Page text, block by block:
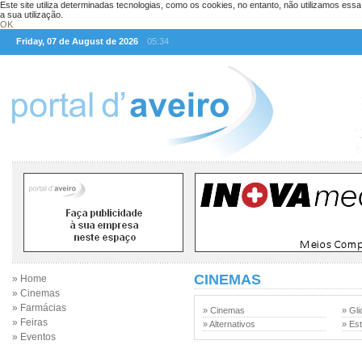
Este site utiliza determinadas tecnologias, como os cookies, no entanto, não utilizamos
a sua utilização.
OK
Friday, 07 de August de 2026
05:34
» Home
» Cinemas
» Farmácias
» Feiras
» Eventos
CINEMAS
» Cinemas
» Alternativos
»
»